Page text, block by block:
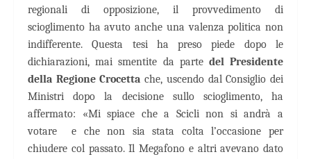
regionali di opposizione, il provvedimento di
scioglimento ha avuto anche una valenza politica non
indifferente. Questa tesi ha preso piede dopo le
dichiarazioni, mai smentite da parte del Presidente
della Regione Crocetta che, uscendo dal Consiglio dei
Ministri dopo la decisione sullo scioglimento, ha
affermato: «Mi spiace che a Scicli non si andrà a
votare
e che non sia stata colta l’occasione per
chiudere col passato. Il Megafono e altri avevano dato